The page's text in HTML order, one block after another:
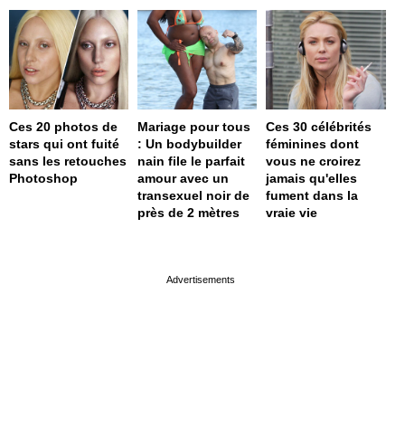
Ces 20 photos de
stars qui ont fuité
sans les retouches
Photoshop
Mariage pour tous
: Un bodybuilder
nain file le parfait
amour avec un
transexuel noir de
près de 2 mètres
Ces 30 célébrités
féminines dont
vous ne croirez
jamais qu'elles
fument dans la
vraie vie